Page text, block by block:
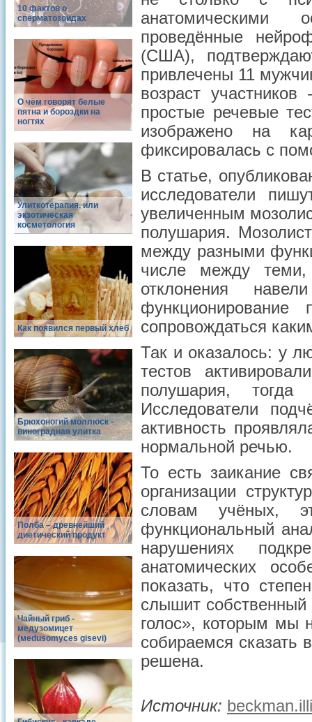
10 фактов о
сперматозоидах
О чём говорят белые
пятна и бороздки на
ногтях
Улиткотерапия, или
экзотическая
косметология
Как появился первый хлеб
Брюхоногий моллюск -
виноградная улитка
Полба – древнейший
диетический продукт
Чайный гриб -
медузомицет
(меdusomyces gisevi)
анатомическими
проведённые
(США),
привлечены 11
возраст
простые речевые
изображено на
фиксировалась с
В статье,
исследователи
увеличенным
полушария.
между разными
числе между теми,
отклонения
сопровождаться
Так и оказалось: у
тестов
полушария,
Исследователи
активность
нормальной речью.
То есть заикание
организации
словам учёных,
функциональный
нарушениях
анатомических
показать, что
слышит собственный
голос», которым мы
собираемся сказать
решена.
Источник: